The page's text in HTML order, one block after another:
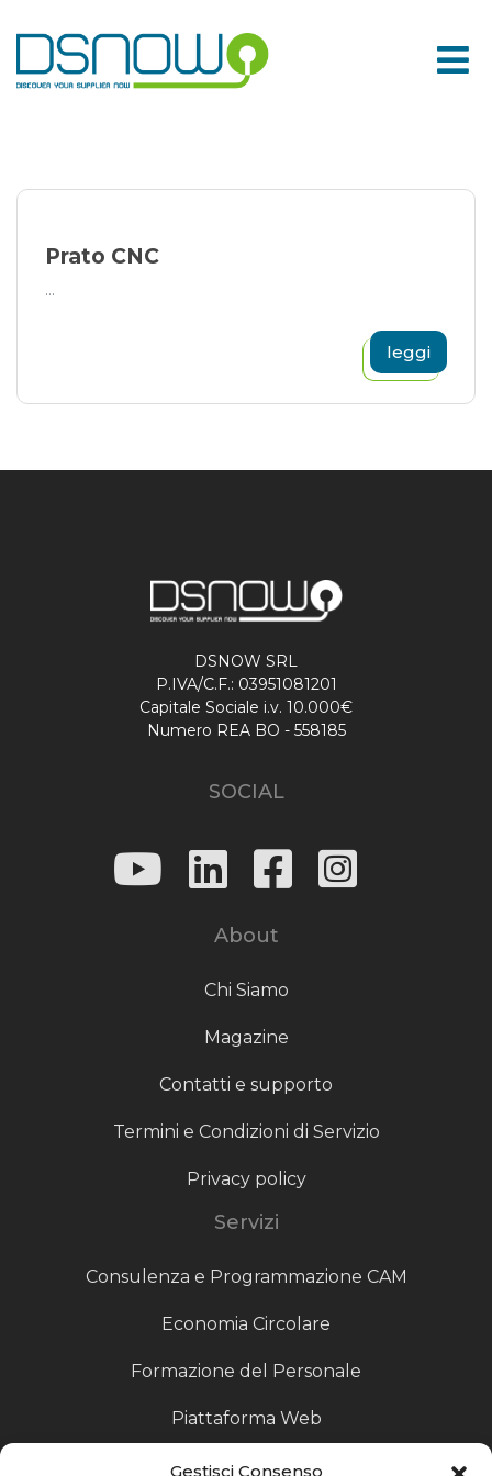
Gestisci Consenso
to
content
Prato CNC
...
leggi
DSNOW SRL
P.IVA/C.F.: 03951081201
Capitale Sociale i.v. 10.000€
Numero REA BO - 558185
SOCIAL
About
Chi Siamo
Magazine
Contatti e supporto
Termini e Condizioni di Servizio
Privacy policy
Servizi
Consulenza e Programmazione CAM
Economia Circolare
Formazione del Personale
Piattaforma Web
Scouting fornitori